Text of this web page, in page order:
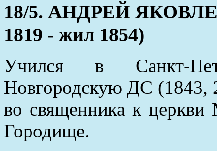
18/5. АНДРЕЙ
1819 - жил 1854)
Учился в Санкт-
Новгородскую ДС (1843,
во священника к церкви
Городище.